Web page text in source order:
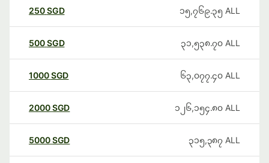
250SGD ၁၅,၇၆၉.၃၅ ALL
500SGD ၃၁,၅၃၈.၇၀ ALL
1000SGD ၆၃,၀၇၇.၄၀ ALL
2000SGD ၁၂၆,၁၅၄.၈၀ ALL
5000SGD ၃၁၅,၃၈၇ ALL